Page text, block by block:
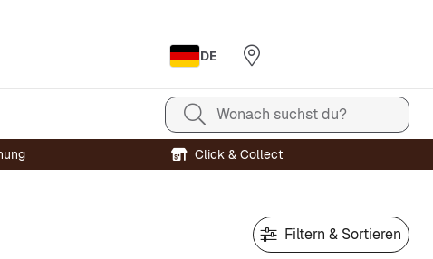
DE
Wonach suchst du?
Click & Collect
Filtern & Sortieren